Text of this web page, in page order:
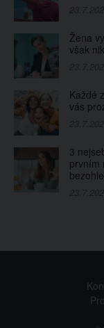
Žena
však
Každé
vás
3
prvním